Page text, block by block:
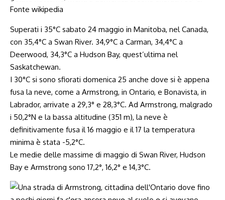
Superati i 35°C sabato 24 maggio in Manitoba, nel Canada,
con 35,4°C a Swan River. 34,9°C a Carman, 34,4°C a
Deerwood, 34,3°C a Hudson Bay, quest’ultima nel
Saskatchewan.
I 30°C si sono sfiorati domenica 25 anche dove si è appena
fusa la neve, come a Armstrong, in Ontario, e Bonavista, in
Labrador, arrivate a 29,3° e 28,3°C. Ad Armstrong, malgrado
i 50,2°N e la bassa altitudine (351 m), la neve è
definitivamente fusa il 16 maggio e il 17 la temperatura
minima è stata -5,2°C.
Le medie delle massime di maggio di Swan River, Hudson
Bay e Armstrong sono 17,2°, 16,2° e 14,3°C.